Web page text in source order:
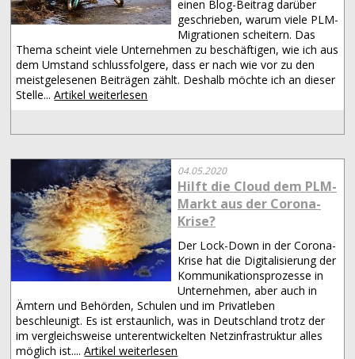
einen Blog-Beitrag darüber
geschrieben, warum viele PLM-
Migrationen scheitern. Das
Thema scheint viele Unternehmen zu beschäftigen, wie ich aus
dem Umstand schlussfolgere, dass er nach wie vor zu den
meistgelesenen Beiträgen zählt. Deshalb möchte ich an dieser
Stelle...Artikel weiterlesen
04.05.2020
Hilft die Cloud dem PLM-
Markt aus der Corona-
Krise?
Der Lock-Down in der Corona-
Krise hat die Digitalisierung der
Kommunikationsprozesse in
Unternehmen, aber auch in
Ämtern und Behörden, Schulen und im Privatleben
beschleunigt. Es ist erstaunlich, was in Deutschland trotz der
im vergleichsweise unterentwickelten Netzinfrastruktur alles
möglich ist....Artikel weiterlesen